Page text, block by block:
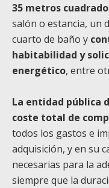
35 metros
salón o estancia, un
cuarto de baño y
habitabilidad y
energético, entre
La entidad pública
coste total de
todos los gastos e
adquisición, y en su
necesarias para la
siempre que la